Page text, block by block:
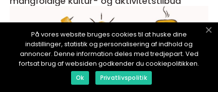
På vores website bruges cookies til at huske dine
indstillinger, statistik og personalisering af indhold og
annoncer. Denne information deles med tredjepart. Ved
fortsat brug af websiden godkender du cookiepolitikken.
Ok Privatlivspolitik